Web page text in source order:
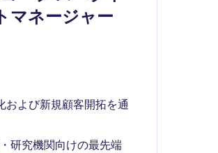
マネージャー
および新規顧客開拓を通
研究機関向けの最先端